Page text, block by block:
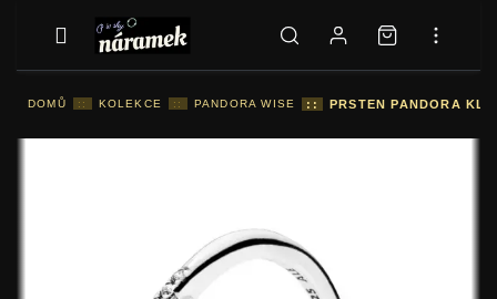
DOMŮ :: KOLEKCE :: PANDORA WISE :: PRSTEN PANDORA